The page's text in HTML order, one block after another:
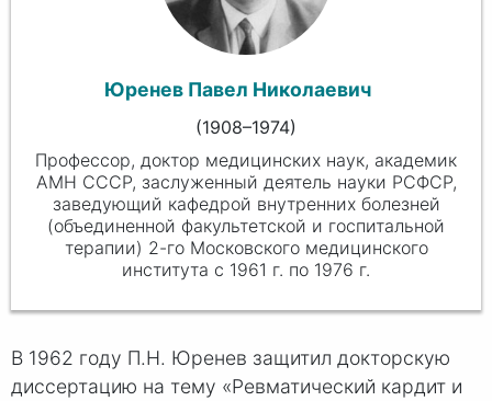
Юренев Павел Николаевич
(1908–1974)
Профессор, доктор медицинских наук, академик
АМН СССР, заслуженный деятель науки РСФСР,
заведующий кафедрой внутренних болезней
(объединенной факультетской и госпитальной
терапии) 2-го Московского медицинского
института с 1961 г. по 1976 г.
В 1962 году П.Н. Юренев защитил докторскую
диссертацию на тему «Ревматический кардит и